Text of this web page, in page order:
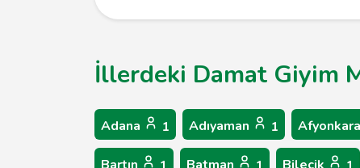
İllerdeki Damat Giyim
Adana 1 Adıyaman 1